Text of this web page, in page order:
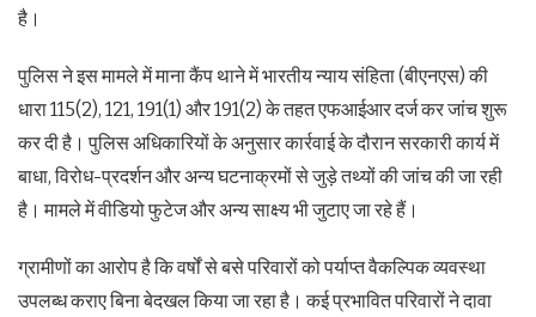
है।
पुलिस ने इस मामले में माना कैंप थाने में भारतीय न्याय संहिता (बीएनएस) की
धारा 115(2), 121, 191(1) और 191(2) के तहत एफआईआर दर्ज कर जांच शुरू
कर दी है। पुलिस अधिकारियों के अनुसार कार्रवाई के दौरान सरकारी कार्य में
बाधा, विरोध-प्रदर्शन और अन्य घटनाक्रमों से जुड़े तथ्यों की जांच की जा रही
है। मामले में वीडियो फुटेज और अन्य साक्ष्य भी जुटाए जा रहे हैं।
ग्रामीणों का आरोप है कि वर्षों से बसे परिवारों को पर्याप्त वैकल्पिक व्यवस्था
उपलब्ध कराए बिना बेदखल किया जा रहा है। कई प्रभावित परिवारों ने दावा